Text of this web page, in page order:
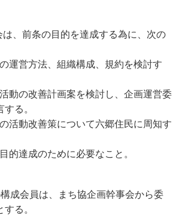
、前条の目的を達成する為に、次の
営方法、組織構成、規約を検討す
の改善計画案を検討し、企画運営委
る。
動改善策について六郷住民に周知す
達成のために必要なこと。
成会員は、まち協企画幹事会から委
る。